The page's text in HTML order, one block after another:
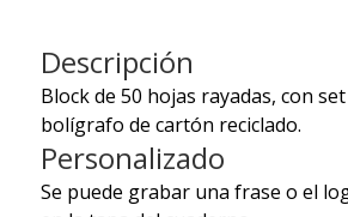
Descripción
Block de 50 hojas rayadas, con
bolígrafo de cartón reciclado.
Personalizado
Se puede grabar una frase o el